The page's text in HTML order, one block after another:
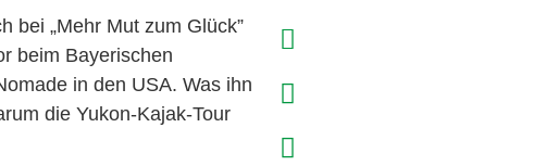
bei „Mehr Mut zum Glück”
beim Bayerischen
in den USA. Was ihn
die Yukon-Kajak-Tour